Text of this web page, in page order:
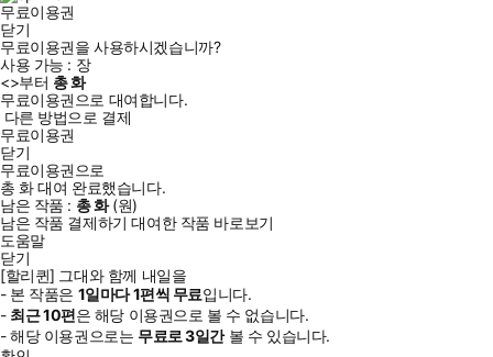
무료이용권
닫기
무료이용권을 사용하시겠습니까?
사용 가능 : 장
<>부터 총화
무료이용권으로 대여합니다.
다른 방법으로 결제
무료이용권
닫기
무료이용권으로
총 화대여 완료했습니다.
남은 작품 : 총화(원)
남은 작품 결제하기 대여한 작품 바로보기
도움말
닫기
[할리퀸] 그대와 함께 내일을
- 본 작품은 1일마다1편씩 무료입니다.
- 최근10편은 해당 이용권으로 볼 수 없습니다.
- 해당 이용권으로는 무료로3일간볼 수 있습니다.